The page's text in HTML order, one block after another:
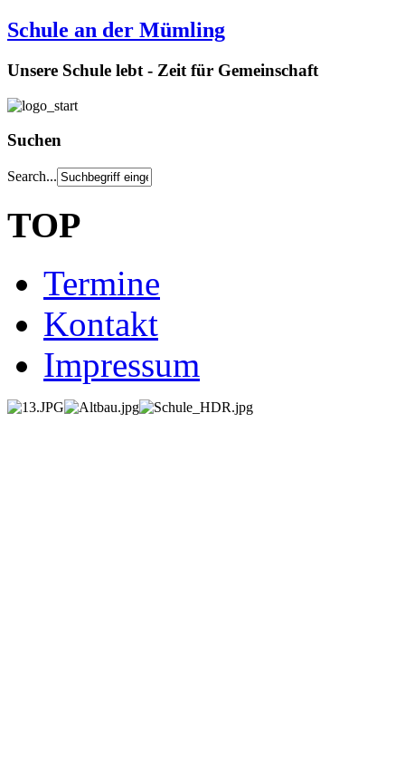
Schule an der Mümling
Unsere Schule lebt - Zeit für Gemeinschaft
Suchen
Search...
TOP
Termine
Kontakt
Impressum